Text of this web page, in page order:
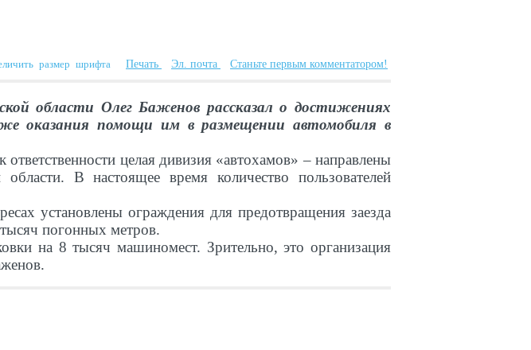
Печать Эл. почта Станьте первым комментатором!
области Олег Баженов рассказал о достижениях
оказания помощи им в размещении автомобиля в
целая дивизия «автохамов» – направлены
В настоящее время количество пользователей
установлены ограждения для предотвращения заезда
погонных метров.
на 8 тысяч машиномест. Зрительно, это организация